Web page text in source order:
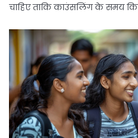
चाहिए ताकि काउंसलिंग के समय